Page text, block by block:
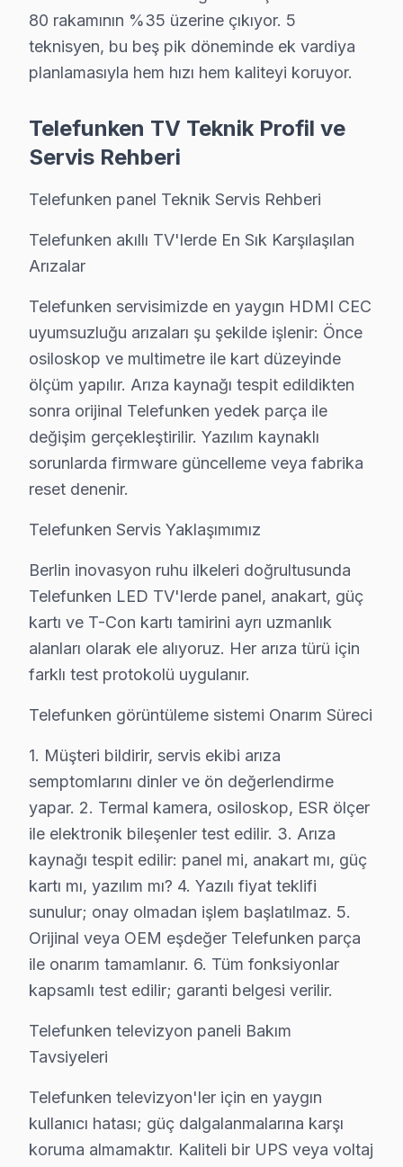
Kapsama alanımız:
• Beylikdüzü tüm semtler ve mahalleler
• Bitişik ilçelere servis erişimi
Beylikdüzü çevresinde Telefunken servisi için hemen
Telefunken akıllı TV ürünlerinizden uzun yıllar
TV uzun ömür için ipuçları:
• Beylikdüzü'de ekranı yumuşak mikrofiber bezle
• Direkt güneş ışığı ve ısı kaynaklarından
• Beylikdüzü'de havalandırma deliklerini kapatmayın,
• Enerji tasarrufu için kullanmadığınızda
• Beylikdüzü'de fırtına öncesi şebeke aşırı gerilim
• Beylikdüzü'de yılda 1-2 kez profesyonel bakım
Beylikdüzü'da Telefunken bakım ve önleyici servis
Telefunken TV'lerde Sık Görülen Arızalar
Beylikdüzü bölgesindeki Telefunken
Güç kartı sorunu: Beylikdüzü'de UHD sistemini
Panel: Beylikdüzü'de IPS ekranlarda daha sık
LED bar: Beylikdüzü'de bu sorunla başvuran
» Beylikdüzü'de tüm söz konusu model model ve
Beylikdüzü Telefunken TV Arızaları –
Telefunken televizyonunuz beklenmedik bir anda
Telefunken TV'lerde gözlemlenen başlıca teknik
• Beylikdüzü'de Ekran Arızaları: Panel çizgisi, renk
• Beylikdüzü'de Güç Sorunları: Kırmızı ışık yanıp
• Beylikdüzü'de Ses Arızaları: Hoparlör bozukluğu,
• Beylikdüzü'de Kart Arızaları: T-Con kartı, power
• Beylikdüzü'de Yazılım Sorunları: Uygulama
• Beylikdüzü'de Bağlantı Sorunları: HDMI
Chip-level tamir kapasitemizle Beylikdüzü'deki
Beylikdüzü'de Telefunken Servis Hizmetleri
Beylikdüzü bölgesinde Telefunken televizyon
Anakart ve Güç Kartı Onarımı: BGA reballing ve
bu marka Yazılım ve Sistem Desteği: Smart
80 rakamının %35 üzerine çıkıyor. 5
teknisyen, bu beş pik döneminde ek vardiya
planlamasıyla hem hızı hem kaliteyi koruyor.
Telefunken TV Teknik Profil ve
Servis Rehberi
Telefunken panel Teknik Servis Rehberi
Telefunken akıllı TV'lerde En Sık Karşılaşılan
Arızalar
Telefunken servisimizde en yaygın HDMI CEC
uyumsuzluğu arızaları şu şekilde işlenir: Önce
osiloskop ve multimetre ile kart düzeyinde
ölçüm yapılır. Arıza kaynağı tespit edildikten
sonra orijinal Telefunken yedek parça ile
değişim gerçekleştirilir. Yazılım kaynaklı
sorunlarda firmware güncelleme veya fabrika
reset denenir.
Telefunken Servis Yaklaşımımız
Berlin inovasyon ruhu ilkeleri doğrultusunda
Telefunken LED TV'lerde panel, anakart, güç
kartı ve T-Con kartı tamirini ayrı uzmanlık
alanları olarak ele alıyoruz. Her arıza türü için
farklı test protokolü uygulanır.
Telefunken görüntüleme sistemi Onarım Süreci
1. Müşteri bildirir, servis ekibi arıza
semptomlarını dinler ve ön değerlendirme
yapar. 2. Termal kamera, osiloskop, ESR ölçer
ile elektronik bileşenler test edilir. 3. Arıza
kaynağı tespit edilir: panel mi, anakart mı, güç
kartı mı, yazılım mı? 4. Yazılı fiyat teklifi
sunulur; onay olmadan işlem başlatılmaz. 5.
Orijinal veya OEM eşdeğer Telefunken parça
ile onarım tamamlanır. 6. Tüm fonksiyonlar
kapsamlı test edilir; garanti belgesi verilir.
Telefunken televizyon paneli Bakım
Tavsiyeleri
Telefunken televizyon'ler için en yaygın
kullanıcı hatası; güç dalgalanmalarına karşı
koruma almamaktır. Kaliteli bir UPS veya voltaj